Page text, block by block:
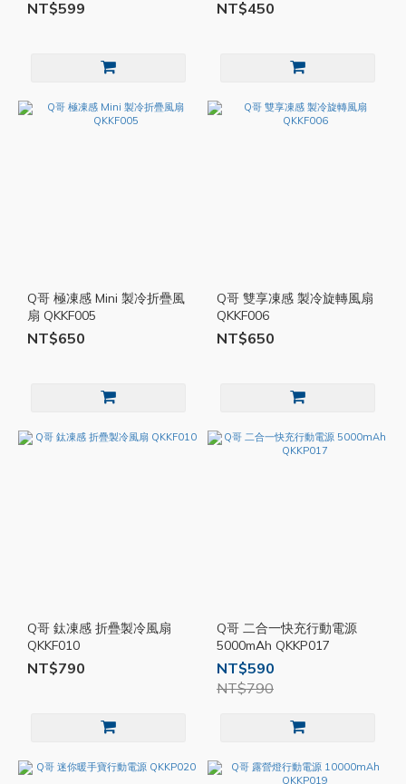
NT$599 NT$450
Q哥 極凍感 Mini 製冷折疊風
扇 QKKF005
NT$650
Q哥 雙享凍感 製冷旋轉風扇
QKKF006
NT$650
Q哥 鈦凍感 折疊製冷風扇
QKKF010
NT$790
Q哥 二合一快充行動電源
5000mAh QKKP017
NT$590
NT$790